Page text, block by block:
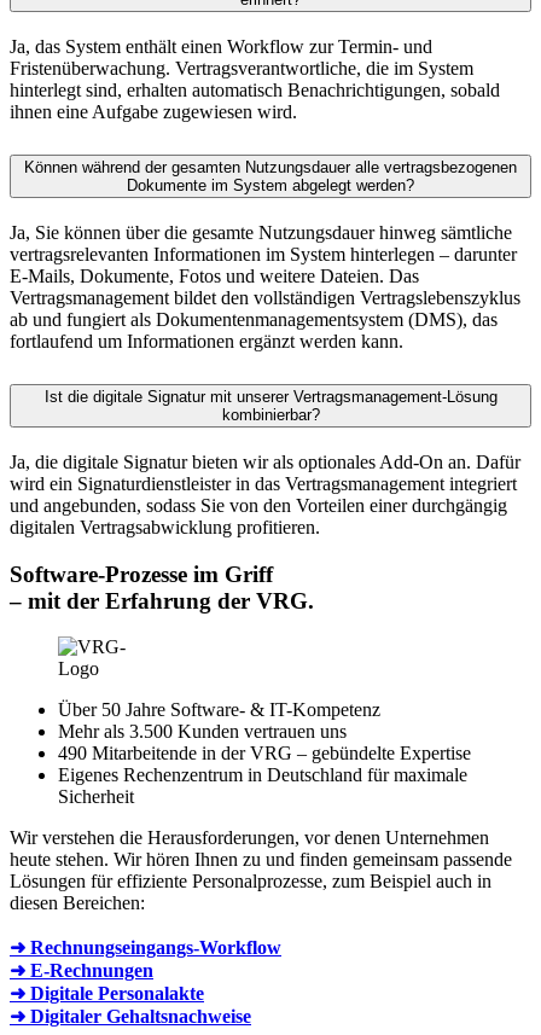
Ja, das System enthält einen Workflow zur Termin- und
Fristenüberwachung. Vertragsverantwortliche, die im System
hinterlegt sind, erhalten automatisch Benachrichtigungen, sobald
ihnen eine Aufgabe zugewiesen wird.
Können während der gesamten Nutzungsdauer alle vertragsbezogenen
Dokumente im System abgelegt werden?
Ja, Sie können über die gesamte Nutzungsdauer hinweg sämtliche
vertragsrelevanten Informationen im System hinterlegen – darunter
E-Mails, Dokumente, Fotos und weitere Dateien. Das
Vertragsmanagement bildet den vollständigen Vertragslebenszyklus
ab und fungiert als Dokumentenmanagementsystem (DMS), das
fortlaufend um Informationen ergänzt werden kann.
Ist die digitale Signatur mit unserer Vertragsmanagement-Lösung
kombinierbar?
Ja, die digitale Signatur bieten wir als optionales Add-On an. Dafür
wird ein Signaturdienstleister in das Vertragsmanagement integriert
und angebunden, sodass Sie von den Vorteilen einer durchgängig
digitalen Vertragsabwicklung profitieren.
Software-Prozesse im Griff
– mit der Erfahrung der VRG.
Über 50 Jahre Software- & IT-Kompetenz
Mehr als 3.500 Kunden vertrauen uns
490 Mitarbeitende in der VRG – gebündelte Expertise
Eigenes Rechenzentrum in Deutschland für maximale
Sicherheit
Wir verstehen die Herausforderungen, vor denen Unternehmen
heute stehen. Wir hören Ihnen zu und finden gemeinsam passende
Lösungen für effiziente Personalprozesse, zum Beispiel auch in
diesen Bereichen:
➜ Rechnungseingangs-Workflow
➜ E-Rechnungen
➜ Digitale Personalakte
➜ Digitaler Gehaltsnachweise